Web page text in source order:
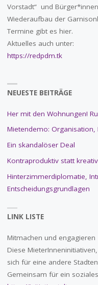
Vorstadt“ und
Wiederaufbau der
Termine gibt es hier.
Aktuelles auch unter:
https://redpdm.tk
NEUESTE BEITRÄGE
Her mit den Wohnungen!
Mietendemo: Organisation,
Ein skandalöser Deal
Kontraproduktiv statt kreativ
Hinterzimmerdiplomatie,
Entscheidungsgrundlagen
LINK LISTE
Mitmachen und engagieren
Diese
sich für eine andere
Gemeinsam für ein